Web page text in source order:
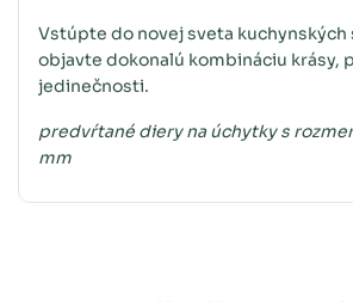
Vstúpte do novej sveta kuchynských
objavte dokonalú kombináciu krásy,
jedinečnosti.
predvŕtané diery na úchytky s
mm